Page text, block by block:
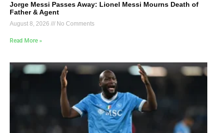
Jorge Messi Passes Away: Lionel Messi Mourns Death of
Father & Agent
August 8, 2026 No Comments
Read More »